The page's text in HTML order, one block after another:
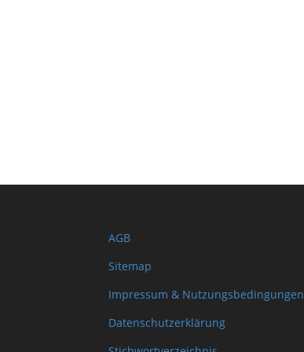
AGB
Sitemap
Impressum & Nutzungsbedingungen
Datenschutzerklärung